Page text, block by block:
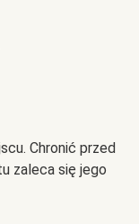
Chronić przed
zaleca się jego